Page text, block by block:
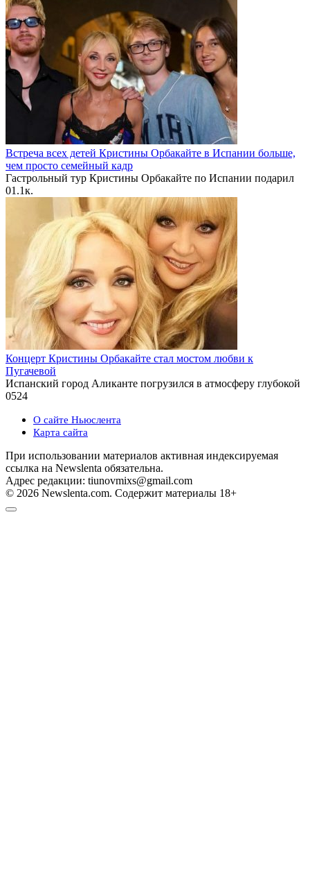
Встреча всех детей Кристины Орбакайте в Испании больше,
чем просто семейный кадр
Гастрольный тур Кристины Орбакайте по Испании подарил
01.1к.
Концерт Кристины Орбакайте стал мостом любви к
Пугачевой
Испанский город Аликанте погрузился в атмосферу глубокой
0524
О сайте Ньюслента
Карта сайта
При использовании материалов активная индексируемая
ссылка на Newslenta обязательна.
Адрес редакции: tiunovmixs@gmail.com
© 2026 Newslenta.com. Содержит материалы 18+